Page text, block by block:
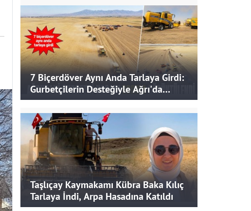
7 Biçerdöver Aynı Anda Tarlaya Girdi:
Gurbetçilerin Desteğiyle Ağrı'da
Bereketli Hasat
Taşlıçay Kaymakamı Kübra Baka Kılıç
Tarlaya İndi, Arpa Hasadına Katıldı